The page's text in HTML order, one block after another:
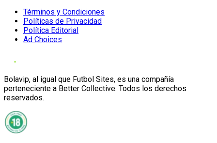
Términos y Condiciones
Políticas de Privacidad
Política Editorial
Ad Choices
Bolavip, al igual que Futbol Sites, es una compañía
perteneciente a Better Collective. Todos los derechos
reservados.